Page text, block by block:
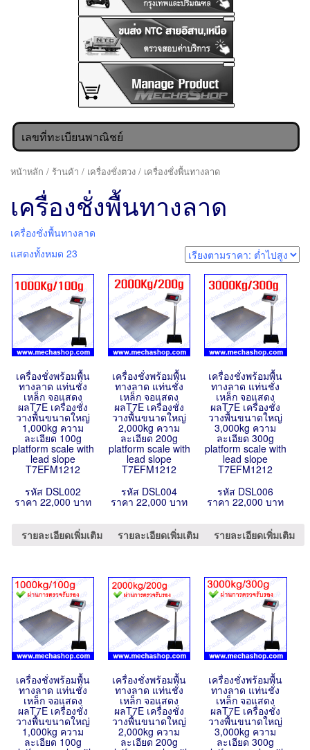
เลขที่ทะเบียนพาณิชย์
หน้าหลัก / ร้านค้า / เครื่องชั่งตวง / เครื่องชั่งพื้นทางลาด
เครื่องชั่งพื้นทางลาด
เครื่องชั่งพื้นทางลาด
แสดงทั้งหมด 23
เครื่องชั่งพร้อมพื้น
ทางลาด แท่นชั่ง
เหล็ก จอแสดง
ผลT7E เครื่องชั่ง
วางพื้นขนาดใหญ่
1,000kg ความ
ละเอียด 100g
platform scale with
lead slope
T7EFM1212
รหัส DSL002
ราคา 22,000 บาท
รายละเอียดเพิ่มเติม
เครื่องชั่งพร้อมพื้น
ทางลาด แท่นชั่ง
เหล็ก จอแสดง
ผลT7E เครื่องชั่ง
วางพื้นขนาดใหญ่
2,000kg ความ
ละเอียด 200g
platform scale with
lead slope
T7EFM1212
รหัส DSL004
ราคา 22,000 บาท
รายละเอียดเพิ่มเติม
เครื่องชั่งพร้อมพื้น
ทางลาด แท่นชั่ง
เหล็ก จอแสดง
ผลT7E เครื่องชั่ง
วางพื้นขนาดใหญ่
3,000kg ความ
ละเอียด 300g
platform scale with
lead slope
T7EFM1212
รหัส DSL006
ราคา 22,000 บาท
รายละเอียดเพิ่มเติม
เครื่องชั่งพร้อมพื้น
ทางลาด แท่นชั่ง
เหล็ก จอแสดง
ผลT7E เครื่องชั่ง
วางพื้นขนาดใหญ่
1,000kg ความ
ละเอียด 100g
เครื่องชั่งพร้อมพื้น
ทางลาด แท่นชั่ง
เหล็ก จอแสดง
ผลT7E เครื่องชั่ง
วางพื้นขนาดใหญ่
2,000kg ความ
ละเอียด 200g
เครื่องชั่งพร้อมพื้น
ทางลาด แท่นชั่ง
เหล็ก จอแสดง
ผลT7E เครื่องชั่ง
วางพื้นขนาดใหญ่
3,000kg ความ
ละเอียด 300g